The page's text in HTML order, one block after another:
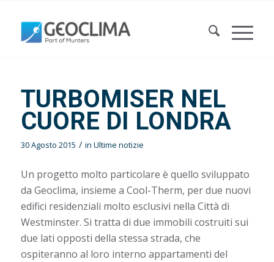
TURBOMISER NEL
CUORE DI LONDRA
30 Agosto 2015 / in Ultime notizie
Un progetto molto particolare è quello sviluppato
da Geoclima, insieme a Cool-Therm, per due nuovi
edifici residenziali molto esclusivi nella Città di
Westminster. Si tratta di due immobili costruiti sui
due lati opposti della stessa strada, che
ospiteranno al loro interno appartamenti del